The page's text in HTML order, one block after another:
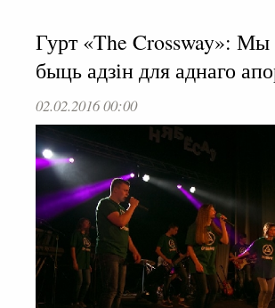
Гурт «The Crossway»: Мы
быць адзін для аднаго
02.02.2016 00:00